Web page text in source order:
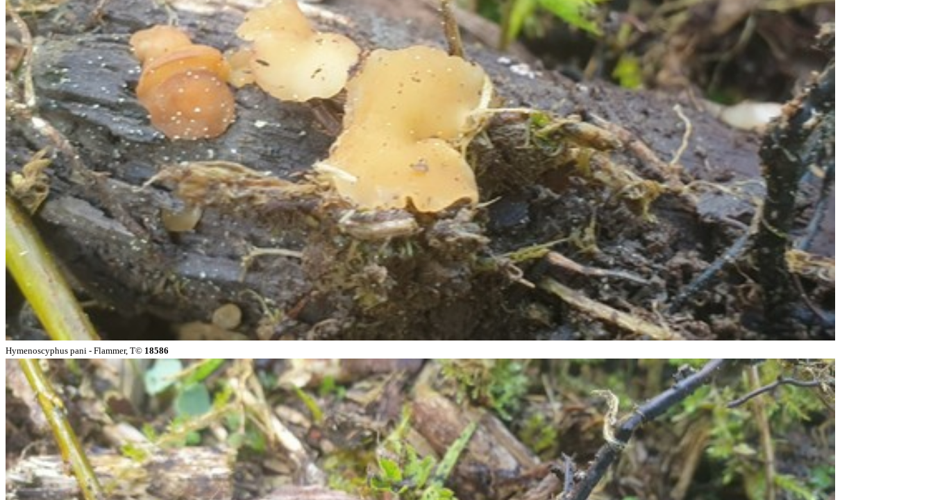
Hymenoscyphus pani - Flammer, T© 18586